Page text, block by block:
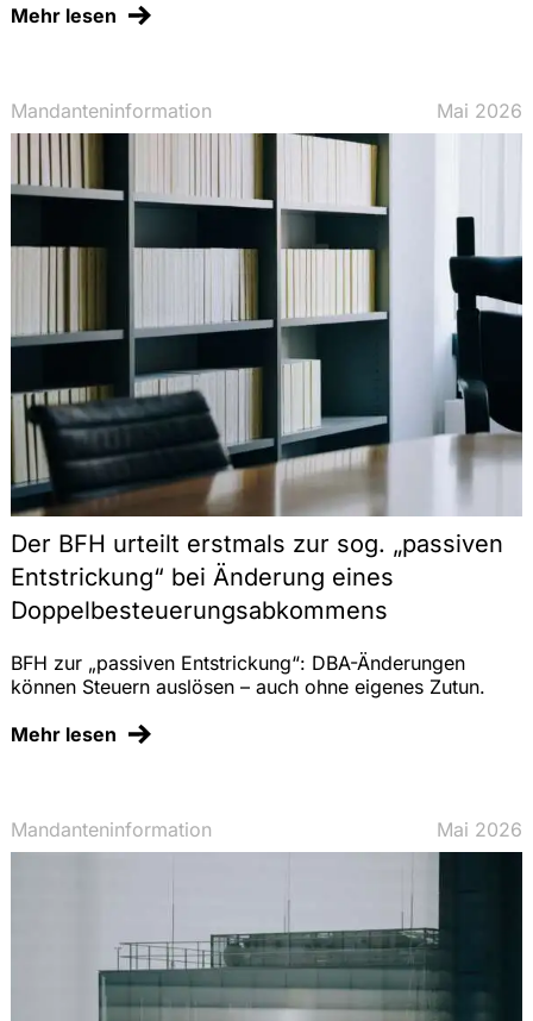
Mehr lesen
Mandanteninformation Mai 2026
Der BFH urteilt erstmals zur sog. „passiven
Entstrickung“ bei Änderung eines
Doppelbesteuerungsabkommens
BFH zur „passiven Entstrickung“: DBA-Änderungen
können Steuern auslösen – auch ohne eigenes Zutun.
Mehr lesen
Mandanteninformation Mai 2026